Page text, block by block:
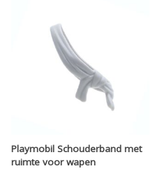
Playmobil Schouderband met
ruimte voor wapen